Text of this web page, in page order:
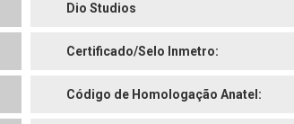
Dio Studios
Certificado/Selo Inmetro:
Código de Homologação Anatel: